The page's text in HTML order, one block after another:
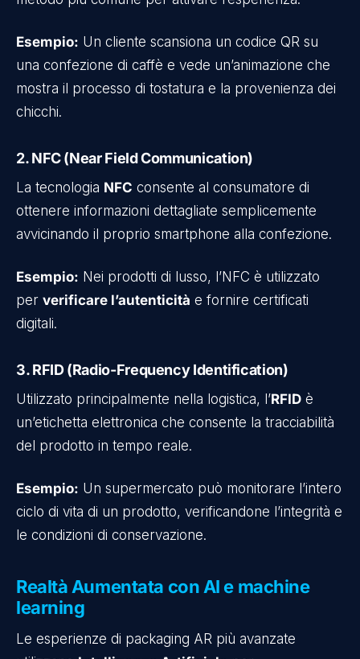
Esempio: Un cliente scansiona un codice QR su
una confezione di caffè e vede un’animazione che
mostra il processo di tostatura e la provenienza dei
chicchi.
2. NFC (Near Field Communication)
La tecnologia NFC consente al consumatore di
ottenere informazioni dettagliate semplicemente
avvicinando il proprio smartphone alla confezione.
Esempio: Nei prodotti di lusso, l’NFC è utilizzato
per verificare l’autenticità e fornire certificati
digitali.
3. RFID (Radio-Frequency Identification)
Utilizzato principalmente nella logistica, l’RFID è
un’etichetta elettronica che consente la tracciabilità
del prodotto in tempo reale.
Esempio: Un supermercato può monitorare l’intero
ciclo di vita di un prodotto, verificandone l’integrità e
le condizioni di conservazione.
Realtà Aumentata con AI e machine
learning
Le esperienze di packaging AR più avanzate